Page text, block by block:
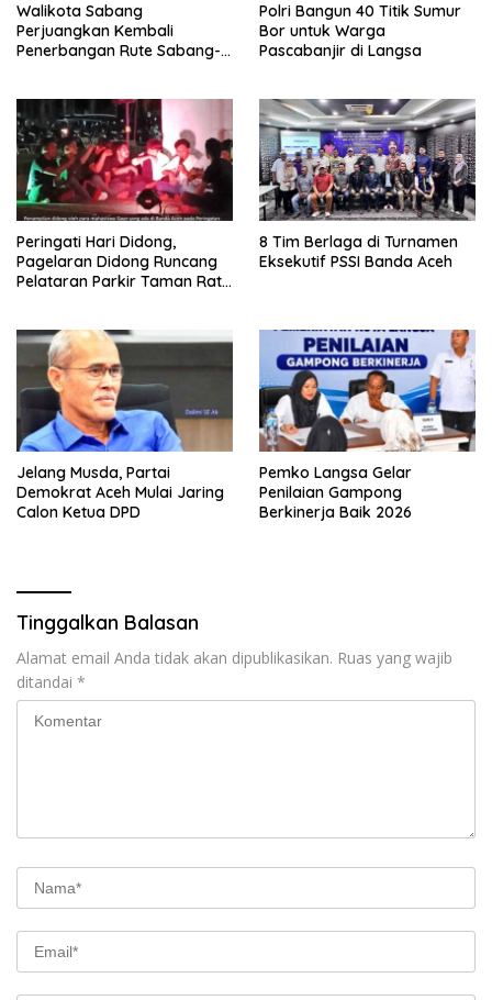
Walikota Sabang
Perjuangkan Kembali
Penerbangan Rute Sabang-
Polri Bangun 40 Titik Sumur
Bor untuk Warga
Pascabanjir di Langsa
Peringati Hari Didong,
Pagelaran Didong Runcang
Pelataran Parkir Taman Ratu
8 Tim Berlaga di Turnamen
Eksekutif PSSI Banda Aceh
Jelang Musda, Partai
Demokrat Aceh Mulai Jaring
Calon Ketua DPD
Pemko Langsa Gelar
Penilaian Gampong
Berkinerja Baik 2026
Tinggalkan Balasan
Alamat email Anda tidak akan dipublikasikan. Ruas yang wajib
ditandai *